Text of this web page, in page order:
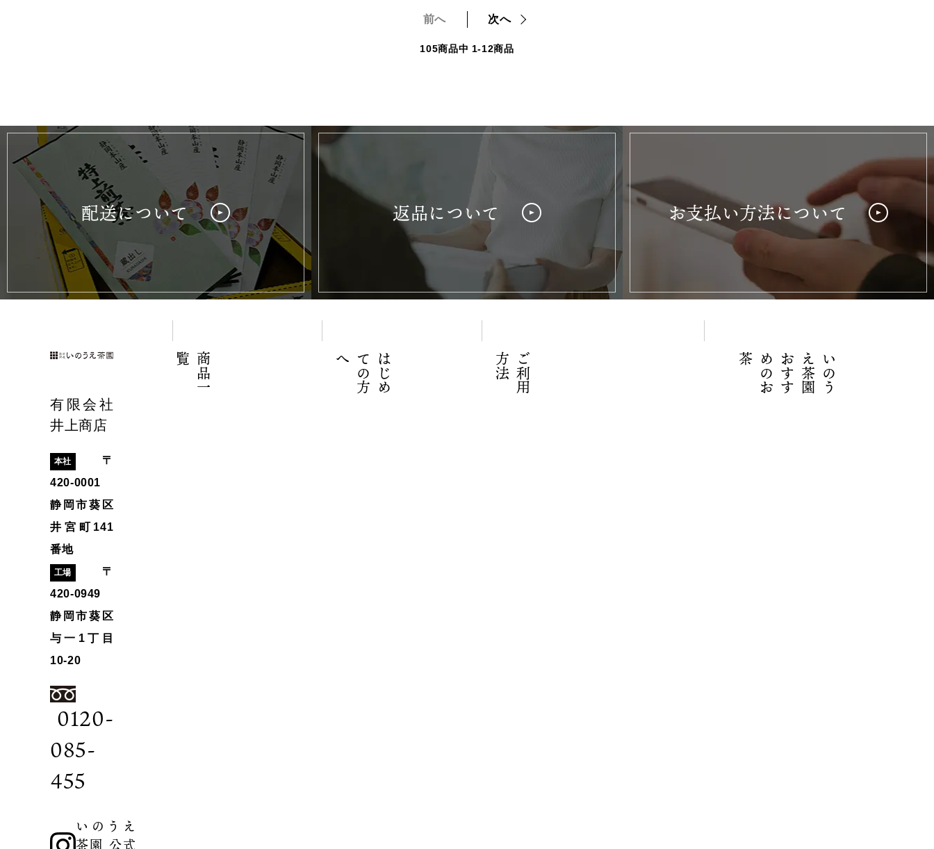
前へ 次へ
105商品中 1-12商品
配送について 返品について お支払い方法について
有限会社
井上商店
本社
〒
420-0001
静岡市葵区
井宮町141
番地
工場
〒
420-0949
静岡市葵区
与一1丁目
10-20
0120-
085-
455
いのうえ
茶園 公式
商
品
一
覧 は
じ
め
て
の
方
へ ご
利
用
方
法 い
の
う
え
茶
園
お
す
す
め
の
お
茶